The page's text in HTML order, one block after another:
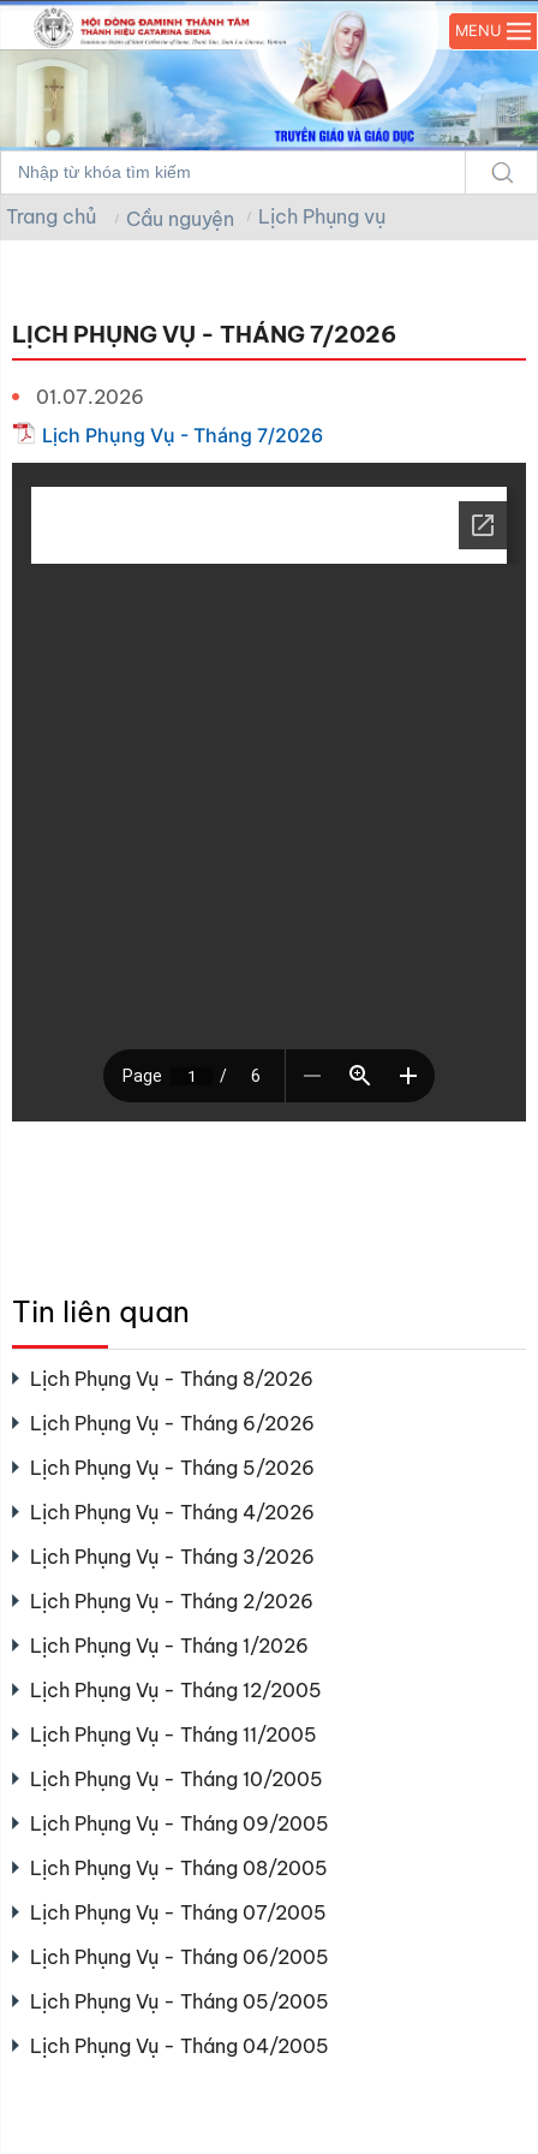
MENU
Trang chủ Cầu nguyện Lịch Phụng vụ
LỊCH PHỤNG VỤ - THÁNG 7/2026
01.07.2026
Lịch Phụng Vụ - Tháng 7/2026
Tin liên quan
Lịch Phụng Vụ - Tháng 8/2026
Lịch Phụng Vụ - Tháng 6/2026
Lịch Phụng Vụ - Tháng 5/2026
Lịch Phụng Vụ - Tháng 4/2026
Lịch Phụng Vụ - Tháng 3/2026
Lịch Phụng Vụ - Tháng 2/2026
Lịch Phụng Vụ - Tháng 1/2026
Lịch Phụng Vụ - Tháng 12/2005
Lịch Phụng Vụ - Tháng 11/2005
Lịch Phụng Vụ - Tháng 10/2005
Lịch Phụng Vụ - Tháng 09/2005
Lịch Phụng Vụ - Tháng 08/2005
Lịch Phụng Vụ - Tháng 07/2005
Lịch Phụng Vụ - Tháng 06/2005
Lịch Phụng Vụ - Tháng 05/2005
Lịch Phụng Vụ - Tháng 04/2005